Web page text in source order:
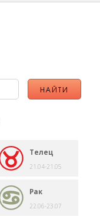
Телец
21.04-21.05
Рак
22.06-23.07